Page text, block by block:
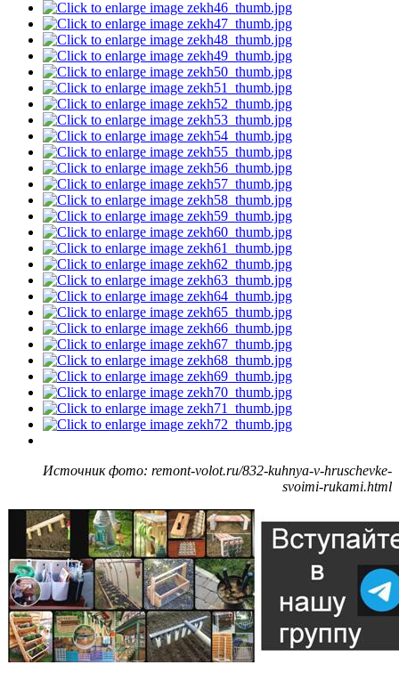
Источник фото: remont-volot.ru/832-kuhnya-v-hruschevke-
svoimi-rukami.html